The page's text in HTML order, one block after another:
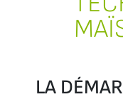
LA